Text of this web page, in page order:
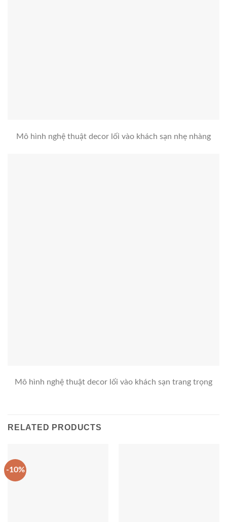
Mô hình nghệ thuật decor lối vào khách sạn nhẹ nhàng
Mô hình nghệ thuật decor lối vào khách sạn trang trọng
RELATED PRODUCTS
-10%